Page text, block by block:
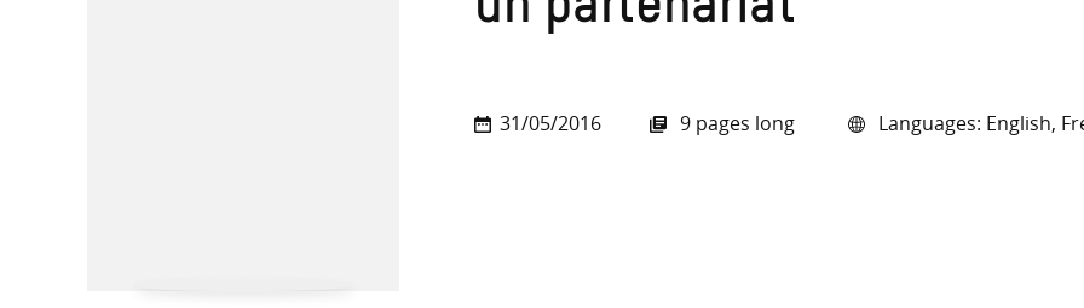
un partenariat
31/05/2016 9 pages long Languages: English,